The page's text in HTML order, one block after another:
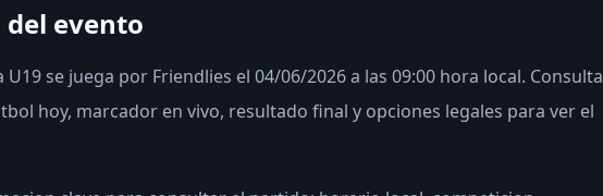
del evento
U19 se juega por Friendlies el 04/06/2026 a las 09:00 hora local. Consulta
hoy, marcador en vivo, resultado final y opciones legales para ver el